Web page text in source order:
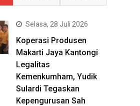
Selasa, 28 Juli 2026
Koperasi Produsen
Makarti Jaya Kantongi
Legalitas
Kemenkumham, Yudik
Sulardi Tegaskan
Kepengurusan Sah